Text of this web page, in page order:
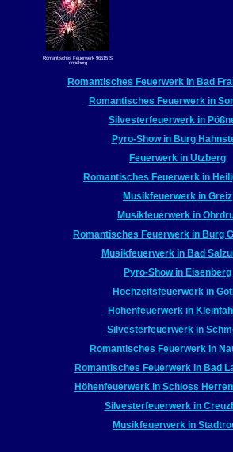
Romantisches Feuerwerk 96515 S
onneberg
Romantisches Feuerwerk in Bad
Romantisches Feuerwerk in
Silvesterfeuerwerk in
Pyro-Show in Burg
Feuerwerk in Utzberg
Romantisches Feuerwerk in
Musikfeuerwerk in Greiz
Musikfeuerwerk in
Romantisches Feuerwerk in Burg
Musikfeuerwerk in Bad
Pyro-Show in Eisenberg
Hochzeitsfeuerwerk in
Höhenfeuerwerk in
Silvesterfeuerwerk in
Romantisches Feuerwerk in
Romantisches Feuerwerk in Bad
Höhenfeuerwerk in Schloss
Silvesterfeuerwerk in
Musikfeuerwerk in